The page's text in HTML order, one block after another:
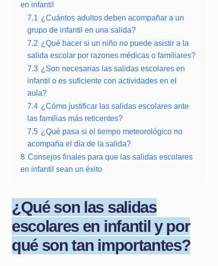
en infantil
7.1 ¿Cuántos adultos deben acompañar a un
grupo de infantil en una salida?
7.2 ¿Qué hacer si un niño no puede asistir a la
salida escolar por razones médicas o familiares?
7.3 ¿Son necesarias las salidas escolares en
infantil o es suficiente con actividades en el
aula?
7.4 ¿Cómo justificar las salidas escolares ante
las familias más reticentes?
7.5 ¿Qué pasa si el tiempo meteorológico no
acompaña el día de la salida?
8 Consejos finales para que las salidas escolares
en infantil sean un éxito
¿Qué son las salidas
escolares en infantil y por
qué son tan importantes?